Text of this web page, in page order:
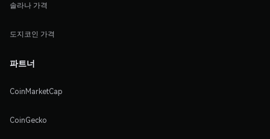
솔라나 가격
도지코인 가격
파트너
CoinMarketCap
CoinGecko